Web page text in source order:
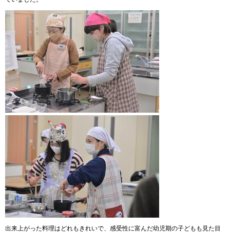
出来上がった料理はどれもきれいで、感受性に富んだ幼児期の子どもも見た目